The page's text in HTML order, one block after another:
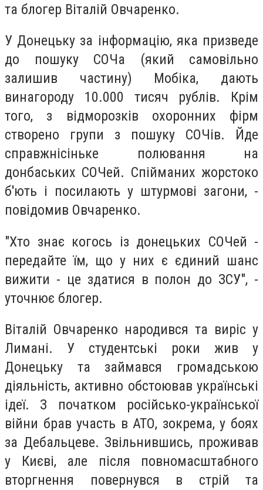
та блогер Віталій Овчаренко.
У Донецьку за інформацію, яка призведе
до пошуку СОЧа (який самовільно
залишив частину) Мобіка, дають
винагороду 10.000 тисяч рублів. Крім
того, з відморозків охоронних фірм
створено групи з пошуку СОЧів. Йде
справжнісіньке полювання на
донбаських СОЧей. Спійманих жорстоко
б'ють і посилають у штурмові загони, -
повідомив Овчаренко.
"Хто знає когось із донецьких СОЧей -
передайте їм, що у них є єдиний шанс
вижити - це здатися в полон до ЗСУ", -
уточнює блогер.
Віталій Овчаренко народився та виріс у
Лимані. У студентські роки жив у
Донецьку та займався громадською
діяльність, активно обстоював українські
ідеї. З початком російсько-української
війни брав участь в АТО, зокрема, у боях
за Дебальцеве. Звільнившись, проживав
у Києві, але після повномасштабного
вторгнення повернувся в стрій та